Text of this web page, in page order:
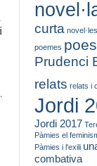
curta novel·les
poemes
Prudenci
relats relats i
Jordi
Jordi 2017
Pàmies el
Pàmies i l'exili
combativa